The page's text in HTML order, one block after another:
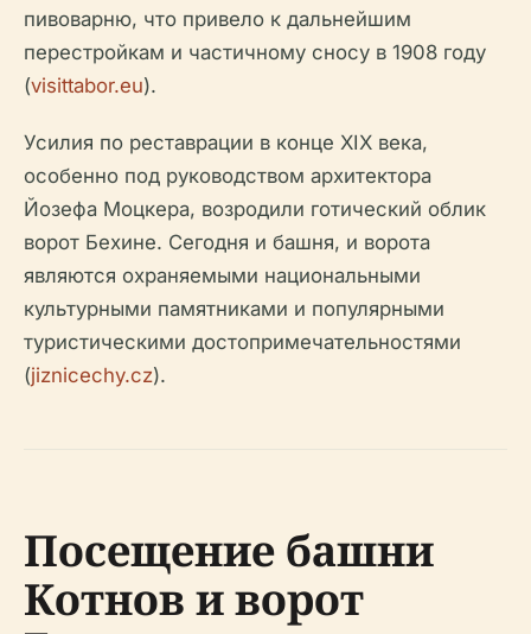
пивоварню, что привело к дальнейшим
перестройкам и частичному сносу в 1908 году
(visittabor.eu).
Усилия по реставрации в конце XIX века,
особенно под руководством архитектора
Йозефа Моцкера, возродили готический облик
ворот Бехине. Сегодня и башня, и ворота
являются охраняемыми национальными
культурными памятниками и популярными
туристическими достопримечательностями
(jiznicechy.cz).
Посещение башни
Котнов и ворот